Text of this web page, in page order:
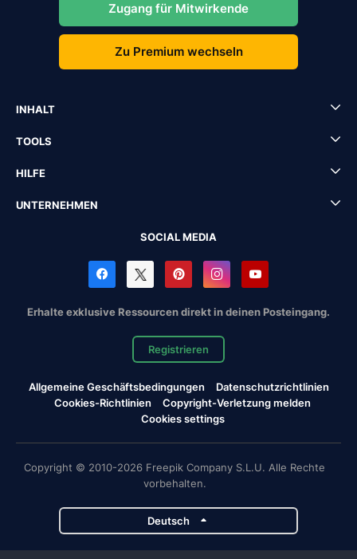
Zugang für Mitwirkende
Zu Premium wechseln
INHALT
TOOLS
HILFE
UNTERNEHMEN
SOCIAL MEDIA
Erhalte exklusive Ressourcen direkt in deinen Posteingang.
Registrieren
Allgemeine Geschäftsbedingungen
Datenschutzrichtlinien
Cookies-Richtlinien
Copyright-Verletzung melden
Cookies settings
Copyright © 2010-2026 Freepik Company S.L.U. Alle Rechte
vorbehalten.
Deutsch